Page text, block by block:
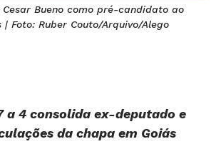
Bueno como pré-candidato ao
| Foto: Ruber Couto/Arquivo/Alego
da chapa em Goiás